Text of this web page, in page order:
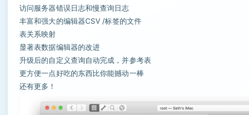
访问服务器错误日志和慢查询日志
丰富和强大的编辑器CSV /标签的文件
表关系映射
显著表数据编辑器的改进
升级后的自定义查询自动完成，并参考表
更方便一点好吃的东西比你能撼动一棒
还有更多！